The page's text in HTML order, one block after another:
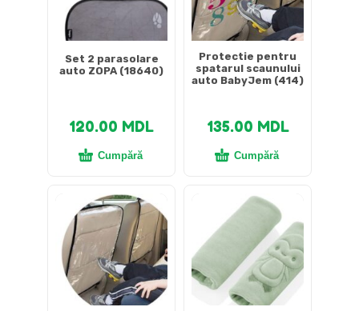
Set 2 parasolare
auto ZOPA (18640)
120.00 MDL
Cumpără
Protectie pentru
spatarul scaunului
auto BabyJem (414)
135.00 MDL
Cumpără